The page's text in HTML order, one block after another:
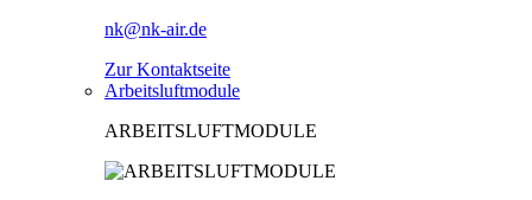
nk@nk-air.de
Zur Kontaktseite
Arbeitsluftmodule
ARBEITSLUFTMODULE